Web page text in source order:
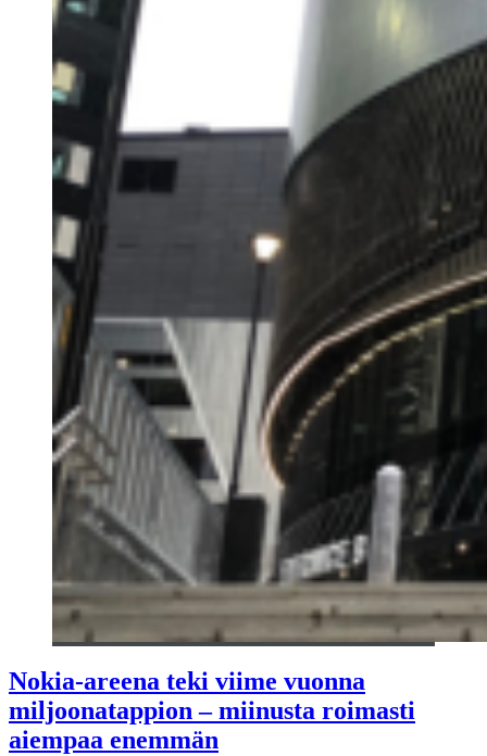
Nokia-areena teki viime vuonna
miljoonatappion – miinusta roimasti
aiempaa enemmän